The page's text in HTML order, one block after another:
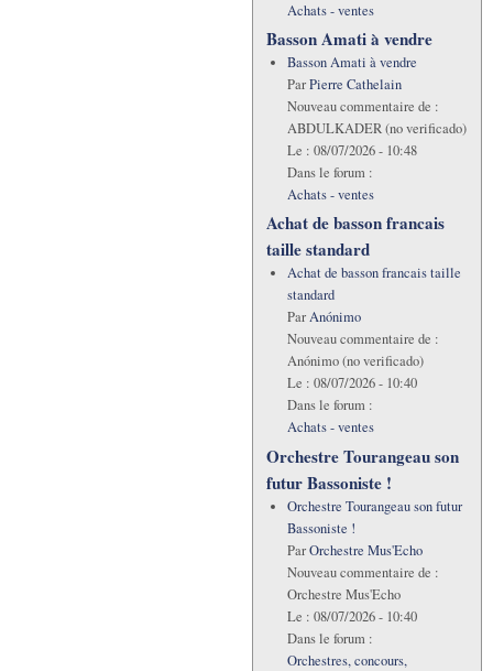
Achats - ventes
Basson Amati à vendre
Basson Amati à vendre
ParPierre Cathelain
Nouveau commentaire de :
ABDULKADER (no verificado)
Le : 08/07/2026 - 10:48
Dans le forum :
Achats - ventes
Achat de basson francais
taille standard
Achat de basson francais taille
standard
ParAnónimo
Nouveau commentaire de :
Anónimo (no verificado)
Le : 08/07/2026 - 10:40
Dans le forum :
Achats - ventes
Orchestre Tourangeau son
futur Bassoniste !
Orchestre Tourangeau son futur
Bassoniste !
ParOrchestre Mus'Echo
Nouveau commentaire de :
Orchestre Mus'Echo
Le : 08/07/2026 - 10:40
Dans le forum :
Orchestres, concours,